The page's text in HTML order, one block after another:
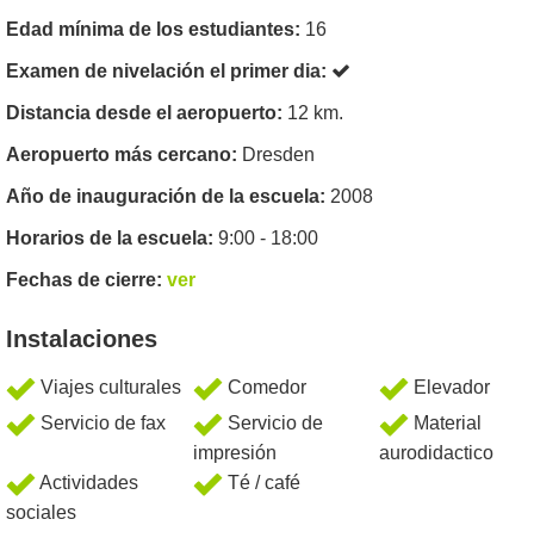
Edad mínima de los estudiantes: 16
Examen de nivelación el primer dia:
Distancia desde el aeropuerto: 12 km.
Aeropuerto más cercano: Dresden
Año de inauguración de la escuela: 2008
Horarios de la escuela: 9:00 - 18:00
Fechas de cierre: ver
Instalaciones
Viajes culturales Comedor
Elevador
Servicio de fax
Servicio de
impresión
Material
aurodidactico
Actividades
sociales
Té / café